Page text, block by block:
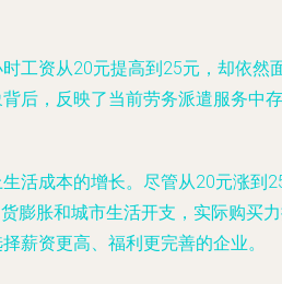
工资从20元提高到25元，却依然
后，反映了当前劳务派遣服务中存
活成本的增长。尽管从20元涨到
膨胀和城市生活开支，实际购买
薪资更高、福利更完善的企业。